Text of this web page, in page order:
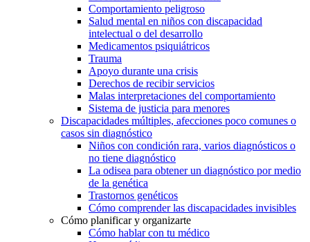
Comportamiento peligroso
Salud mental en niños con discapacidad
intelectual o del desarrollo
Medicamentos psiquiátricos
Trauma
Apoyo durante una crisis
Derechos de recibir servicios
Malas interpretaciones del comportamiento
Sistema de justicia para menores
Discapacidades múltiples, afecciones poco comunes o
casos sin diagnóstico
Niños con condición rara, varios diagnósticos o
no tiene diagnóstico
La odisea para obtener un diagnóstico por medio
de la genética
Trastornos genéticos
Cómo comprender las discapacidades invisibles
Cómo planificar y organizarte
Cómo hablar con tu médico